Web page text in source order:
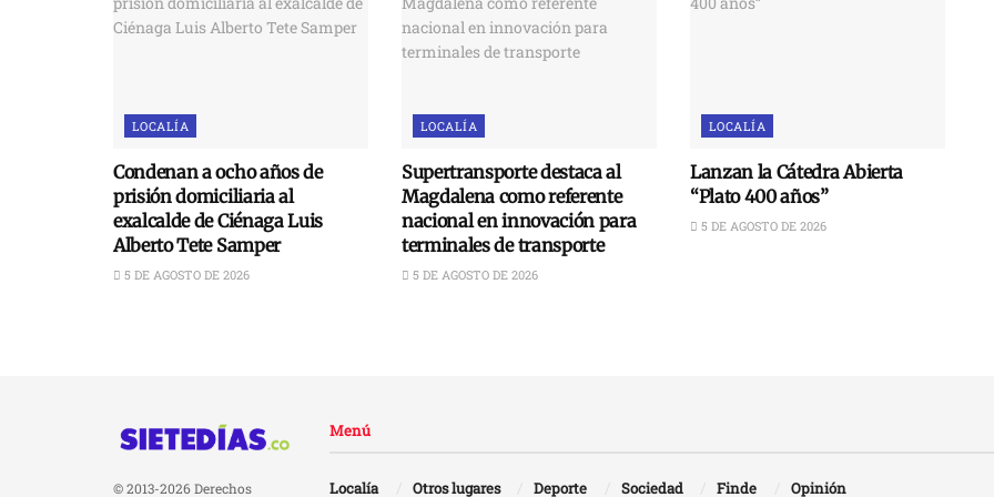
LOCALÍA
Condenan a ocho años de
prisión domiciliaria al
exalcalde de Ciénaga Luis
Alberto Tete Samper
5 DE AGOSTO DE 2026
LOCALÍA
Supertransporte destaca al
Magdalena como referente
nacional en innovación para
terminales de transporte
5 DE AGOSTO DE 2026
LOCALÍA
Lanzan la Cátedra Abierta
“Plato 400 años”
5 DE AGOSTO DE 2026
© 2013-2026 Derechos
Menú
Localía Otros lugares Deporte Sociedad Finde Opinión